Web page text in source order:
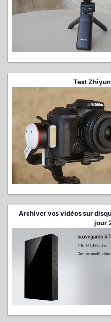
Test
Archiver vos vidéos sur
jour